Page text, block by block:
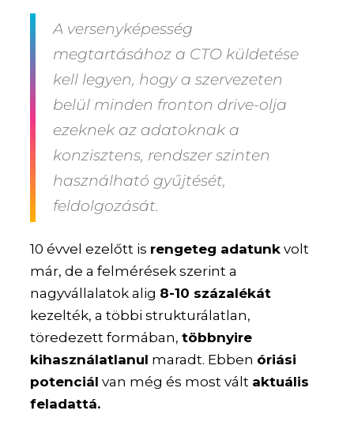
A versenyképesség
megtartásához a CTO küldetése
kell legyen, hogy a szervezeten
belül minden fronton drive-olja
ezeknek az adatoknak a
konzisztens, rendszer szinten
használható gyűjtését,
feldolgozását.
10 évvel ezelőtt is rengeteg adatunk volt
már, de a felmérések szerint a
nagyvállalatok alig 8-10 százalékát
kezelték, a többi strukturálatlan,
töredezett formában,többnyire
kihasználatlanul maradt. Ebben óriási
potenciál van még és most vált aktuális
feladattá.